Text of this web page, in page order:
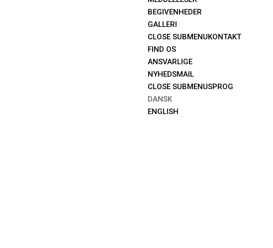
BEGIVENHEDER
GALLERI
CLOSE SUBMENUKONTAKT
FIND OS
ANSVARLIGE
NYHEDSMAIL
CLOSE SUBMENUSPROG
DANSK
ENGLISH